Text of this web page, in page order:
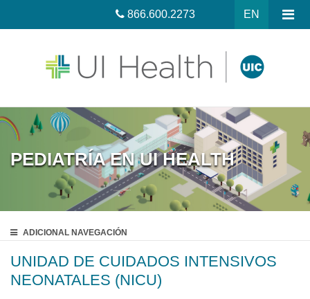
EN
866.600.2273
PEDIATRÍA EN UI HEALTH
ADICIONAL NAVEGACIÓN
UNIDAD DE CUIDADOS INTENSIVOS
NEONATALES (NICU)